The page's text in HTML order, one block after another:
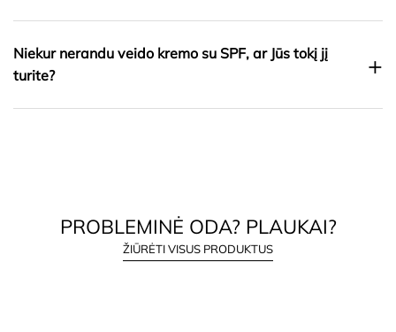
Niekur nerandu veido kremo su SPF, ar Jūs tokį jį
turite?
+
PROBLEMINĖ ODA? PLAUKAI?
ŽIŪRĖTI VISUS PRODUKTUS